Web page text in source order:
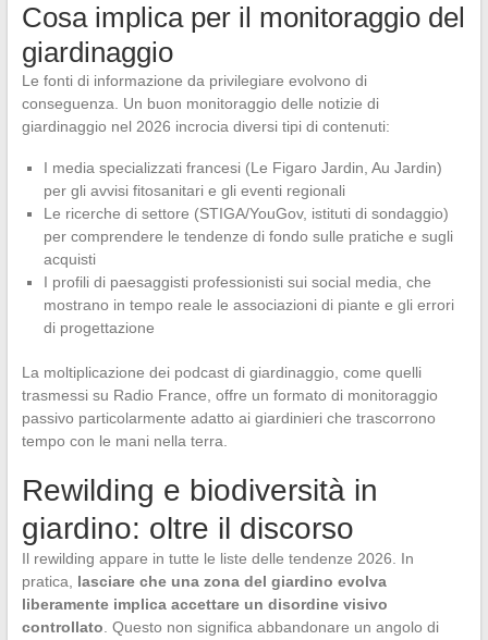
Cosa implica per il monitoraggio del
giardinaggio
Le fonti di informazione da privilegiare evolvono di
conseguenza. Un buon monitoraggio delle notizie di
giardinaggio nel 2026 incrocia diversi tipi di contenuti:
I media specializzati francesi (Le Figaro Jardin, Au Jardin)
per gli avvisi fitosanitari e gli eventi regionali
Le ricerche di settore (STIGA/YouGov, istituti di sondaggio)
per comprendere le tendenze di fondo sulle pratiche e sugli
acquisti
I profili di paesaggisti professionisti sui social media, che
mostrano in tempo reale le associazioni di piante e gli errori
di progettazione
La moltiplicazione dei podcast di giardinaggio, come quelli
trasmessi su Radio France, offre un formato di monitoraggio
passivo particolarmente adatto ai giardinieri che trascorrono
tempo con le mani nella terra.
Rewilding e biodiversità in
giardino: oltre il discorso
Il rewilding appare in tutte le liste delle tendenze 2026. In
pratica, lasciare che una zona del giardino evolva
liberamente implica accettare un disordine visivo
controllato. Questo non significa abbandonare un angolo di